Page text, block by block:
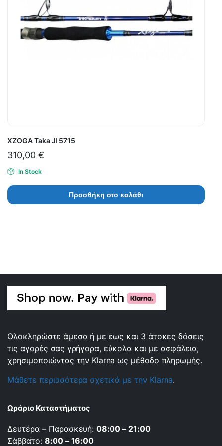
XZOGA Taka JI 5715
310,00 €
In Stock
Προσθήκη στο καλάθι
Ολοκληρώστε άμεσα ή με έως και 3 άτοκες δόσεις
τις αγορές σας γρήγορα, εύκολα και με ασφάλεια,
χρησιμοποιώντας την Klarna ως μέθοδο πληρωμής.
Μάθετε περισσότερα σχετικά με την Klarna.
Ωράριο Καταστήματος
Δευτέρα – Παρασκευή:08:00 – 21:00
Σάββατο: 8:00 – 16:00